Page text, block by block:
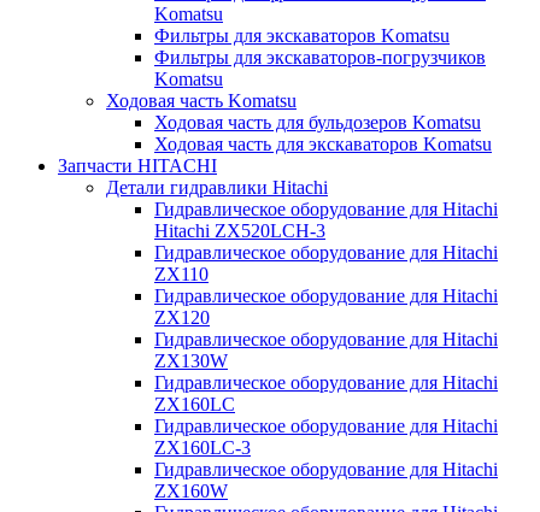
Komatsu
Фильтры для экскаваторов Komatsu
Фильтры для экскаваторов-погрузчиков
Komatsu
Ходовая часть Komatsu
Ходовая часть для бульдозеров Komatsu
Ходовая часть для экскаваторов Komatsu
Запчасти HITACHI
Детали гидравлики Hitachi
Гидравлическое оборудование для Hitachi
Hitachi ZX520LCH-3
Гидравлическое оборудование для Hitachi
ZX110
Гидравлическое оборудование для Hitachi
ZX120
Гидравлическое оборудование для Hitachi
ZX130W
Гидравлическое оборудование для Hitachi
ZX160LC
Гидравлическое оборудование для Hitachi
ZX160LC-3
Гидравлическое оборудование для Hitachi
ZX160W